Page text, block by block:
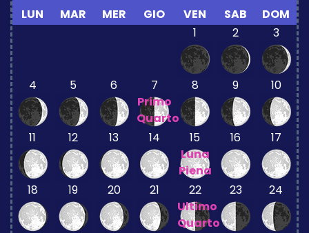
LUN MAR MER GIO VEN SAB
DOM
1
2 3
4 5 6
7
Primo
Quarto
8 9 10
11 12 13 14
15
Luna
Piena
16 17
18 19 20 21
22
Ultimo
Quarto
23 24